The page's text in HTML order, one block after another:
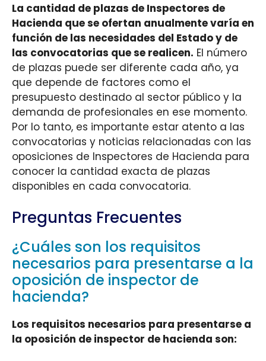
La cantidad de plazas de Inspectores de
Hacienda que se ofertan anualmente varía en
función de las necesidades del Estado y de
las convocatorias que se realicen. El número
de plazas puede ser diferente cada año, ya
que depende de factores como el
presupuesto destinado al sector público y la
demanda de profesionales en ese momento.
Por lo tanto, es importante estar atento a las
convocatorias y noticias relacionadas con las
oposiciones de Inspectores de Hacienda para
conocer la cantidad exacta de plazas
disponibles en cada convocatoria.
Preguntas Frecuentes
¿Cuáles son los requisitos
necesarios para presentarse a la
oposición de inspector de
hacienda?
Los requisitos necesarios para presentarse a
la oposición de inspector de hacienda son: